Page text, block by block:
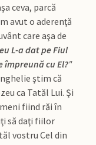
ceva, parcă
avut o aderenţă
care aşa de
L-a dat pe Fiul
împreună cu El?"
ştim că
ca Tatăl Lui. Şi
fiind răi în
să daţi fiilor
vostru Cel din